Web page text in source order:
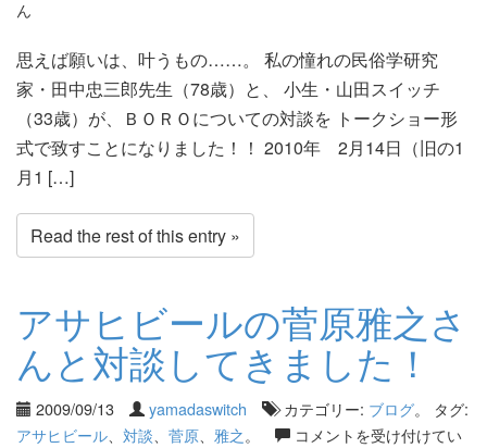
ん
思えば願いは、叶うもの……。 私の憧れの民俗学研究
家・田中忠三郎先生（78歳）と、 小生・山田スイッチ
（33歳）が、ＢＯＲＯについての対談を トークショー形
式で致すことになりました！！ 2010年 2月14日（旧の1
月1 […]
Read the rest of this entry »
アサヒビールの菅原雅之さ
んと対談してきました！
2009/09/13 yamadaswitch カテゴリー: ブログ。 タグ:
アサヒビール
対談 菅原 雅之。
コメントを受け付けてい